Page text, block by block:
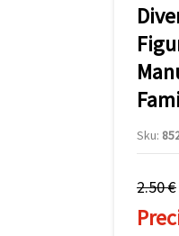
Sku:
2.50 €